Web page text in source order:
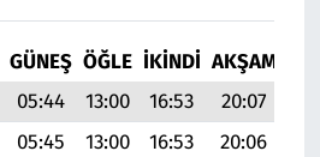
GÜNEŞ ÖĞLE İKINDI AKŞAM
05:44 13:00 16:53 20:07
05:45 13:00 16:53 20:06